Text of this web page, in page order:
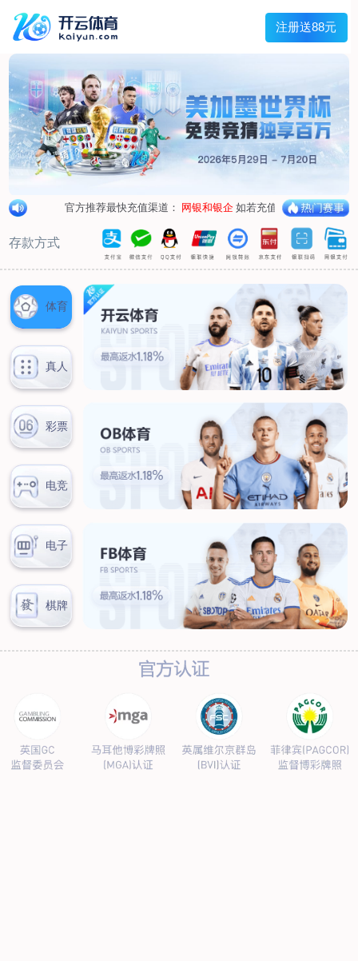
首页
关于我们
荣誉资质
合作伙伴
产品中心
烤箱纸
蜡纸
防油纸
糖果包装纸
汉堡包装纸
包肉纸
吸油纸
新闻展示
公司新闻
行业资讯
联系我们
联系方式
客户留言
扫码咨询